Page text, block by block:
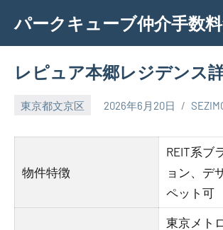
content
パークキューブ仲介手数
レピュア本郷レジデンス
東京都文京区 2026年6月20日
物件特徴
REIT系ブ
ョン、デ
ペット可
東京メト